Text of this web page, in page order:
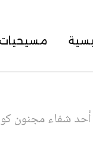
مسيحيات
أحد شفاء مجنون